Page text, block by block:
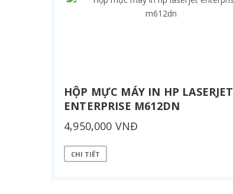
HỘP MỰC MÁY IN HP LASERJET
ENTERPRISE M612DN
4,950,000 VNĐ
CHI TIẾT